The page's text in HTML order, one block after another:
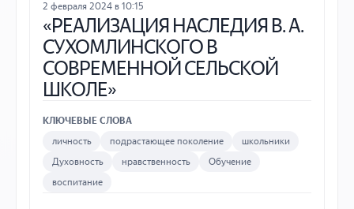
2 февраля 2024 в 10:15
«РЕАЛИЗАЦИЯ НАСЛЕДИЯ В. А.
СУХОМЛИНСКОГО В
СОВРЕМЕННОЙ СЕЛЬСКОЙ
ШКОЛЕ»
КЛЮЧЕВЫЕ СЛОВА
личность
подрастающее поколение
школьники
Духовность
нравственность
Обучение
воспитание